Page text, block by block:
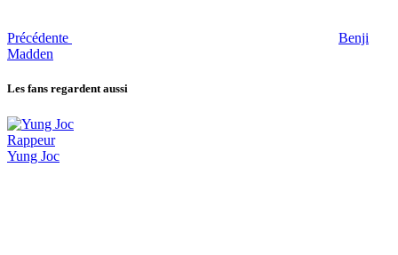
Précédente
Benji
Madden
Les fans regardent aussi
Rappeur
Yung Joc